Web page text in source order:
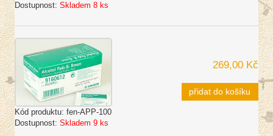
Dostupnost: Skladem 8 ks
Kód produktu: fen-APP-100
Dostupnost: Skladem 9 ks
269,00 Kč
přidat do košíku